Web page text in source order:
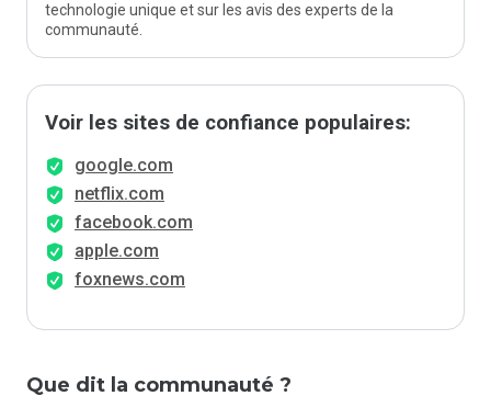
technologie unique et sur les avis des experts de la
communauté.
Voir les sites de confiance populaires:
google.com
netflix.com
facebook.com
apple.com
foxnews.com
Que dit la communauté ?